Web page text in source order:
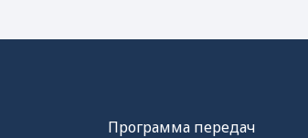
Программа передач